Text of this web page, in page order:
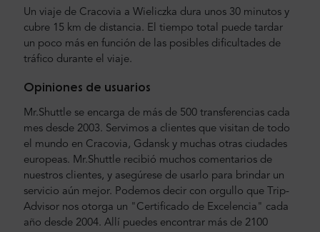
Un viaje de Cracovia a Wieliczka dura unos 30 minutos y
cubre 15 km de distancia. El tiempo total puede tardar
un poco más en función de las posibles dificultades de
tráfico durante el viaje.
Opiniones de usuarios
Mr.Shuttle se encarga de más de 500 transferencias cada
mes desde 2003. Servimos a clientes que visitan de todo
el mundo en Cracovia, Gdansk y muchas otras ciudades
europeas. Mr.Shuttle recibió muchos comentarios de
nuestros clientes, y asegúrese de usarlo para brindar un
servicio aún mejor. Podemos decir con orgullo que Trip-
Advisor nos otorga un "Certificado de Excelencia" cada
año desde 2004. Allí puedes encontrar más de 2100